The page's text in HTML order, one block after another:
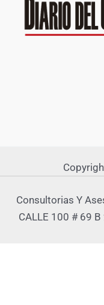
Consultorias Y
CALLE 100 # 69